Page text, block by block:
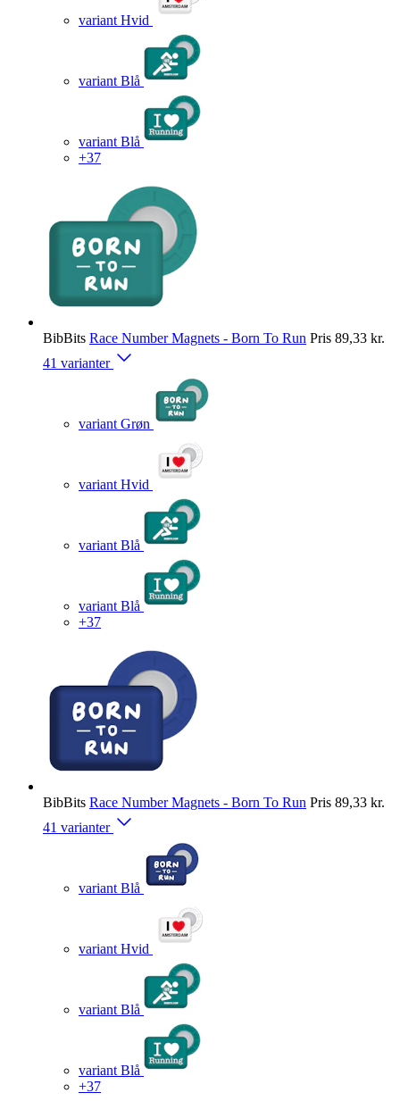
variant Hvid
variant Blå
variant Blå
+37
BibBits Race Number Magnets - Born To Run Pris 89,33 kr.
41 varianter
variant Grøn
variant Hvid
variant Blå
variant Blå
+37
BibBits Race Number Magnets - Born To Run Pris 89,33 kr.
41 varianter
variant Blå
variant Hvid
variant Blå
variant Blå
+37